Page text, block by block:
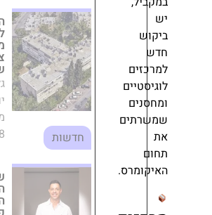
חדשות
מרשת דרכנו
03.08
חדשות
שוברים את
המונופול
הבנקאי: אולטרה
פיננסים פועלת
לפתיחת שוק
ערבויות כינוס
הנכסים לתחרות
מערכת זירת
הנדל״ן
08.07